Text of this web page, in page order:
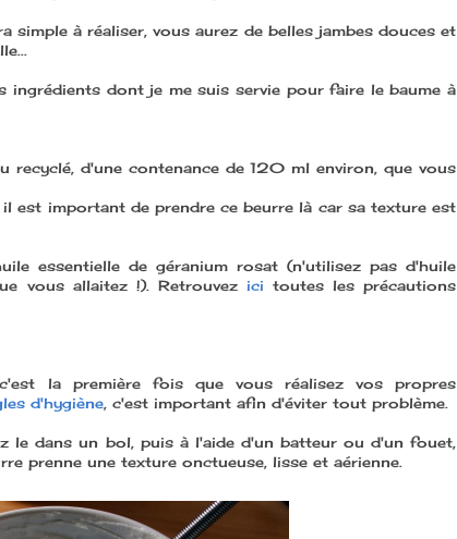
à réaliser, vous aurez de belles jambes douces et
ingrédients dont je me suis servie pour faire le baume à
recyclé, d'une contenance de 120 ml environ, que vous
est important de prendre ce beurre là car sa texture est
essentielle de géranium rosat (n'utilisez pas d'huile
vous allaitez !). Retrouvez ici toutes les précautions
la première fois que vous réalisez vos propres
d'hygiène, c'est important afin d'éviter tout problème.
le dans un bol, puis à l'aide d'un batteur ou d'un fouet,
prenne une texture onctueuse, lisse et aérienne.